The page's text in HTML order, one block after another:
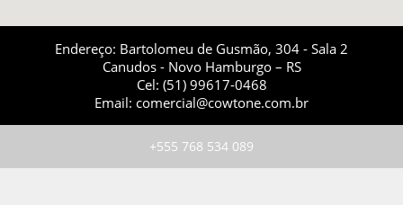
Endereço: Bartolomeu de Gusmão, 304 - Sala 2
Canudos - Novo Hamburgo – RS
Cel: (51) 99617-0468
Email: comercial@cowtone.com.br
+555 768 534 089